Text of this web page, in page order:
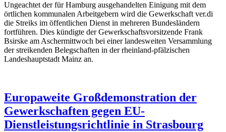
Ungeachtet der für Hamburg ausgehandelten Einigung mit dem
örtlichen kommunalen Arbeitgebern wird die Gewerkschaft ver.di
die Streiks im öffentlichen Dienst in mehreren Bundesländern
fortführen. Dies kündigte der Gewerkschaftsvorsitzende Frank
Bsirske am Aschermittwoch bei einer landesweiten Versammlung
der streikenden Belegschaften in der rheinland-pfälzischen
Landeshauptstadt Mainz an.
Europaweite Großdemonstration der
Gewerkschaften gegen EU-
Dienstleistungsrichtlinie in Strasbourg